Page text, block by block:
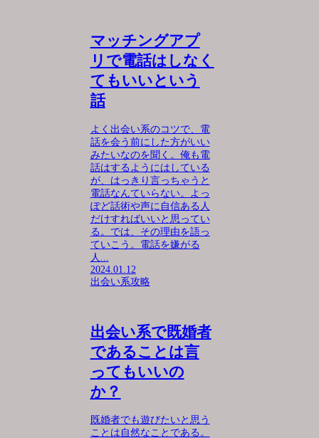
マッチングアプ
リで電話はしなく
てもいいという
話
よく出会い系のコツで、電
話を会う前にした方がいい
みたいなのを聞く。俺も電
話はするようにはしている
が、はっきり言っちゃうと
電話なんていらない。よっ
ぽど話術や声に自信ある人
だけすればいいと思ってい
る。では、その理由を語っ
ていこう。電話を嫌がる
人...
2024.01.12
出会い系攻略
出会い系で既婚者
であることは言
ってもいいの
か？
既婚者でも遊びたいと思う
ことは自然なことである。